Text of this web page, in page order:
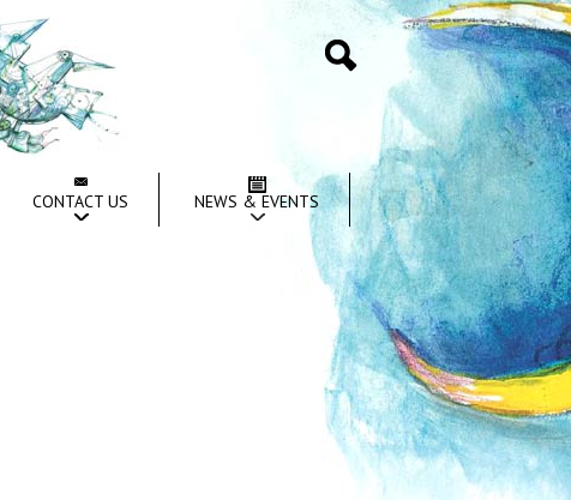
CONTACT US NEWS & EVENTS
Search